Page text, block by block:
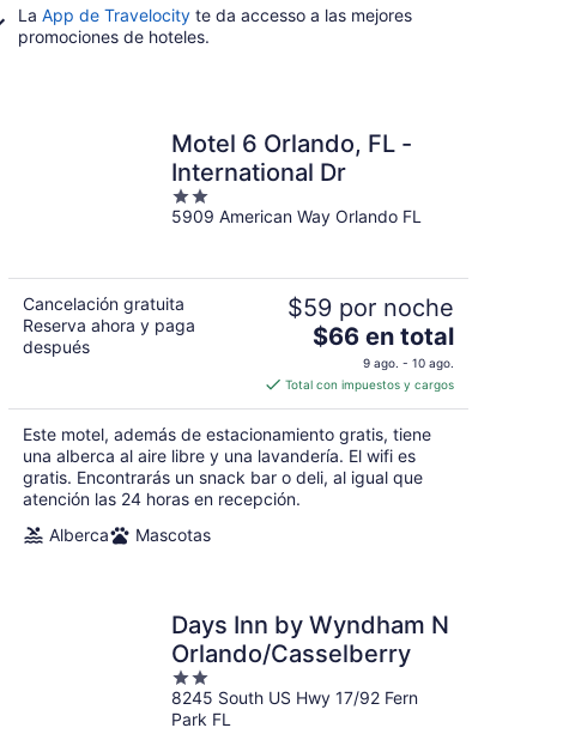
La App de Travelocity te da accesso a las mejores
promociones de hoteles.
Motel 6 Orlando, FL -
International Dr
2
out
5909 American Way Orlando FL
Cancelación gratuita
Reserva ahora y paga
después
$59 por noche
El
precio
es
de
$66
en
total
$66 en total
9 ago. - 10 ago.
Total con impuestos y cargos
Este motel, además de estacionamiento gratis, tiene
una alberca al aire libre y una lavandería. El wifi es
gratis. Encontrarás un snack bar o deli, al igual que
atención las 24 horas en recepción.
Alberca
Mascotas
Days Inn by Wyndham N
Orlando/Casselberry
2
out
of
8245 South US Hwy 17/92 Fern
Park FL